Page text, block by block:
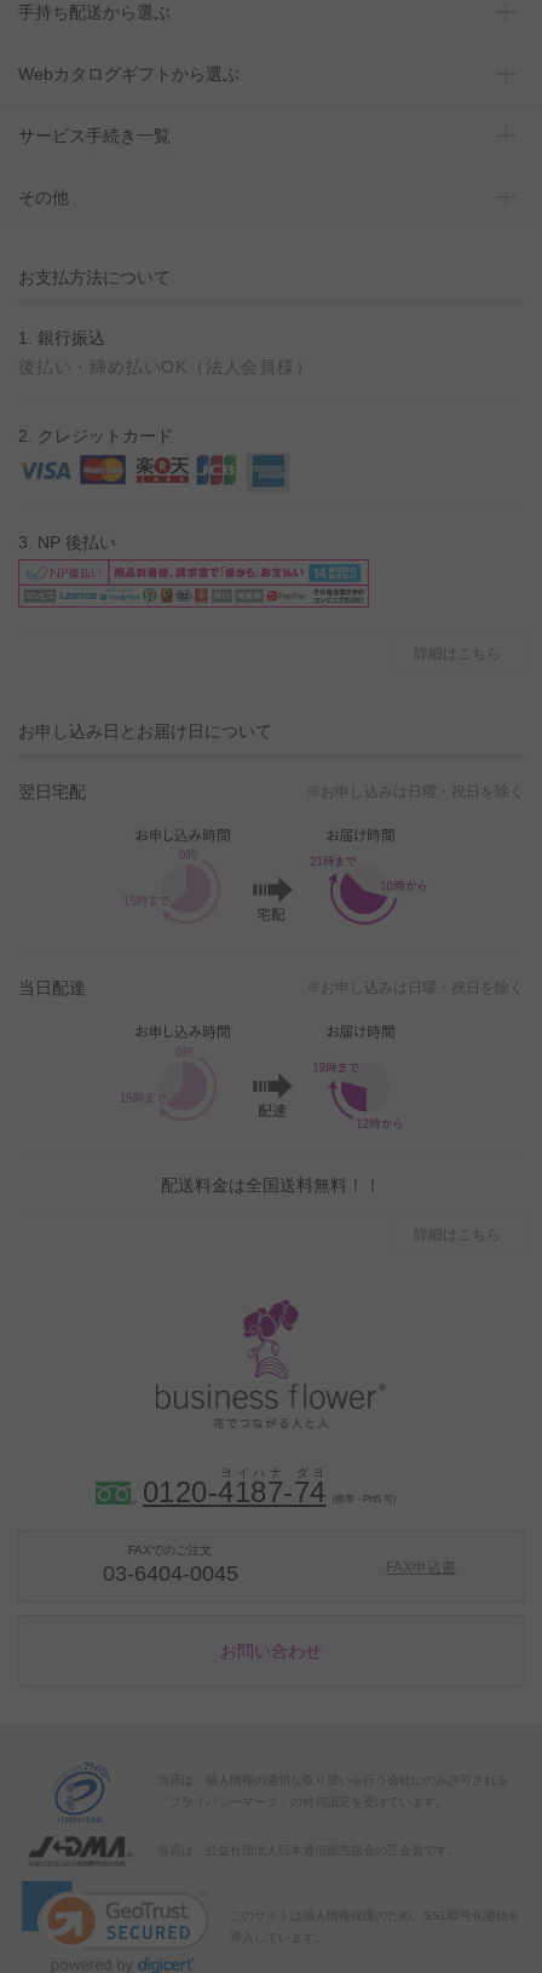
手持ち配送から選ぶ
Webカタログギフトから選ぶ
サービス手続き一覧
その他
お支払方法について
1. 銀行振込
後払い・締め払いOK（法人会員様）
2. クレジットカード
3. NP 後払い
詳細はこちら
お申し込み日とお届け日について
翌日宅配 ※お申し込みは日曜・祝日を除く
当日配達 ※お申し込みは日曜・祝日を除く
配送料金は全国送料無料！！
詳細はこちら
0120-4187-74 （携帯・PHS 可）
FAXでのご注文
03-6404-0045 FAX申込書
お問い合わせ
当店は、個人情報の適切な取り扱いを行う会社にのみ許可される
「プライバシーマーク」の付与認定を受けています。
当店は、公益社団法人日本通信販売協会の正会員です。
このサイトは個人情報保護のため、SSL暗号化通信を
導入しています。